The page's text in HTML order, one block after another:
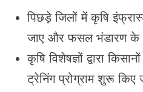
पिछड़े जिलों में कृषि
जाए और फसल भंडारण के
कृषि विशेषज्ञों द्वारा
ट्रेनिंग प्रोग्राम शुरू किए